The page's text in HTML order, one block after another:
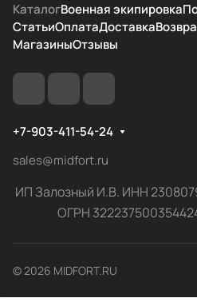
КаталогВоенная экипировка
СтатьиОплатаДоставка
МагазиныОтзывы
+7-903-411-54-24
sales@midfort.ru
ИП Залозный И.В. ИНН
ОГРН
© 2026 MIDFORT.RU